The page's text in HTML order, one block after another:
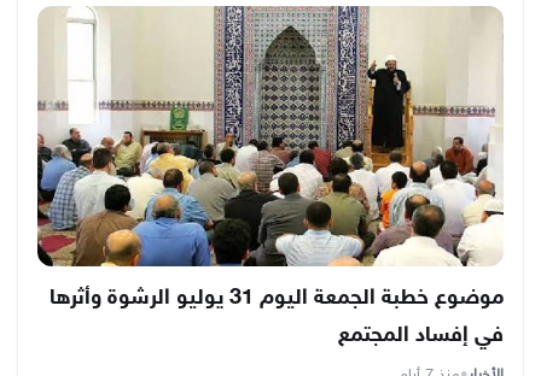
موضوع خطبة الجمعة اليوم 31 يوليو الرشوة وأثرها
في إفساد المجتمع